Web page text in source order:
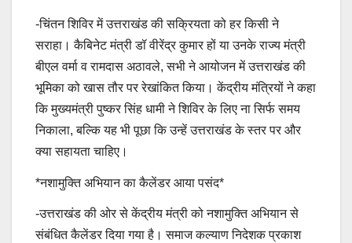
-चिंतन शिविर में उत्तराखंड की सक्रियता को हर किसी ने
सराहा। कैबिनेट मंत्री डॉ वीरेंद्र कुमार हों या उनके राज्य मंत्री
बीएल वर्मा व रामदास अठावले, सभी ने आयोजन में उत्तराखंड की
भूमिका को खास तौर पर रेखांकित किया। केंद्रीय मंत्रियों ने कहा
कि मुख्यमंत्री पुष्कर सिंह धामी ने शिविर के लिए ना सिर्फ समय
निकाला, बल्कि यह भी पूछा कि उन्हें उत्तराखंड के स्तर पर और
क्या सहायता चाहिए।
*नशामुक्ति अभियान का कैलेंडर आया पसंद*
-उत्तराखंड की ओर से केंद्रीय मंत्री को नशामुक्ति अभियान से
संबंधित कैलेंडर दिया गया है। समाज कल्याण निदेशक प्रकाश